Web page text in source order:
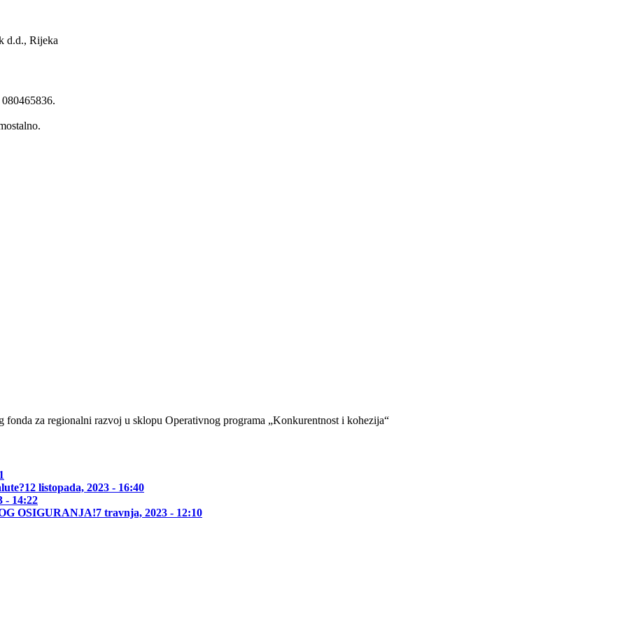
d.d., Rijeka
za regionalni razvoj u sklopu Operativnog programa „Konkurentnost i kohezija“
12 listopada, 2023 - 16:40
- 14:22
OSIGURANJA!7 travnja, 2023 - 12:10